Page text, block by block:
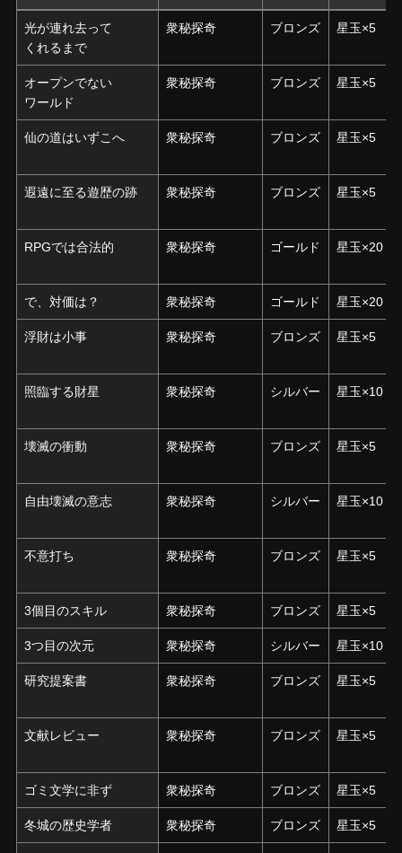
アチーブメント 種別
トロフ
報酬
光が連れ去って
くれるまで
衆秘探奇 ブロンズ 星玉×5
オープンでない
ワールド
衆秘探奇 ブロンズ 星玉×5
仙の道はいずこへ 衆秘探奇 ブロンズ 星玉×5
遐遠に至る遊歴の跡 衆秘探奇 ブロンズ 星玉×5
RPGでは合法的 衆秘探奇 ゴールド 星玉×20
で、対価は？ 衆秘探奇 ゴールド 星玉×20
浮財は小事 衆秘探奇 ブロンズ 星玉×5
照臨する財星 衆秘探奇 シルバー 星玉×10
壊滅の衝動 衆秘探奇 ブロンズ 星玉×5
自由壊滅の意志 衆秘探奇 シルバー 星玉×10
不意打ち 衆秘探奇 ブロンズ 星玉×5
3個目のスキル 衆秘探奇 ブロンズ 星玉×5
3つ目の次元 衆秘探奇 シルバー 星玉×10
研究提案書 衆秘探奇 ブロンズ 星玉×5
文献レビュー 衆秘探奇 ブロンズ 星玉×5
ゴミ文学に非ず 衆秘探奇 ブロンズ 星玉×5
冬城の歴史学者 衆秘探奇 ブロンズ 星玉×5
光が連れ去って
くれるまで
オープンでない
ワールド
仙の道はいずこへ
遐遠に至る遊歴の跡
RPGでは合法的
で、対価は？
浮財は小事
照臨する財星
壊滅の衝動
自由壊滅の意志
不意打ち
3個目のスキル
3つ目の次元
研究提案書
文献レビュー
ゴミ文学に非ず
冬城の歴史学者